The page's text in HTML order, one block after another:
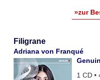
»zur
Filigrane
Adriana von Franqué
1 CD •